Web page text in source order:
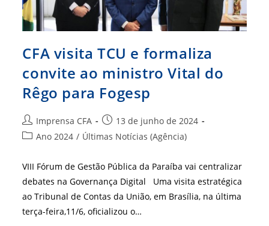
CFA visita TCU e formaliza
convite ao ministro Vital do
Rêgo para Fogesp
Autor
do
Imprensa CFA
Post
publicado:
13 de junho de 2024
Categoria
post:
Ano 2024 / Últimas Notícias (Agência)
VIII Fórum de Gestão Pública da Paraíba vai centralizar
debates na Governança Digital Uma visita estratégica
ao Tribunal de Contas da União, em Brasília, na última
terça-feira,11/6, oficializou o…